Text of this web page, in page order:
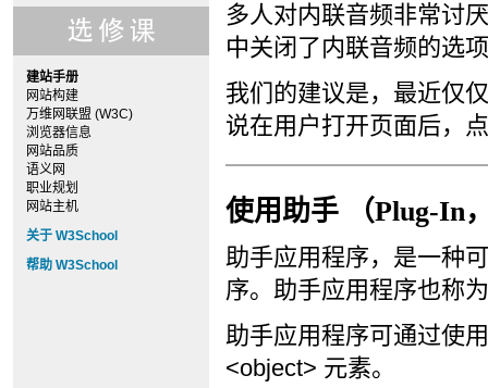
建站手册
网站构建
万维网联盟 (W3C)
浏览器信息
网站品质
语义网
职业规划
网站主机
关于 W3School
帮助 W3School
多人对内联音频非常讨
中关闭了内联音频的选
我们的建议是，最近仅
说在用户打开页面后，
使用助手 （Plug-In
助手应用程序，是一种
序。助手应用程序也称
助手应用程序可通过使
<object> 元素。